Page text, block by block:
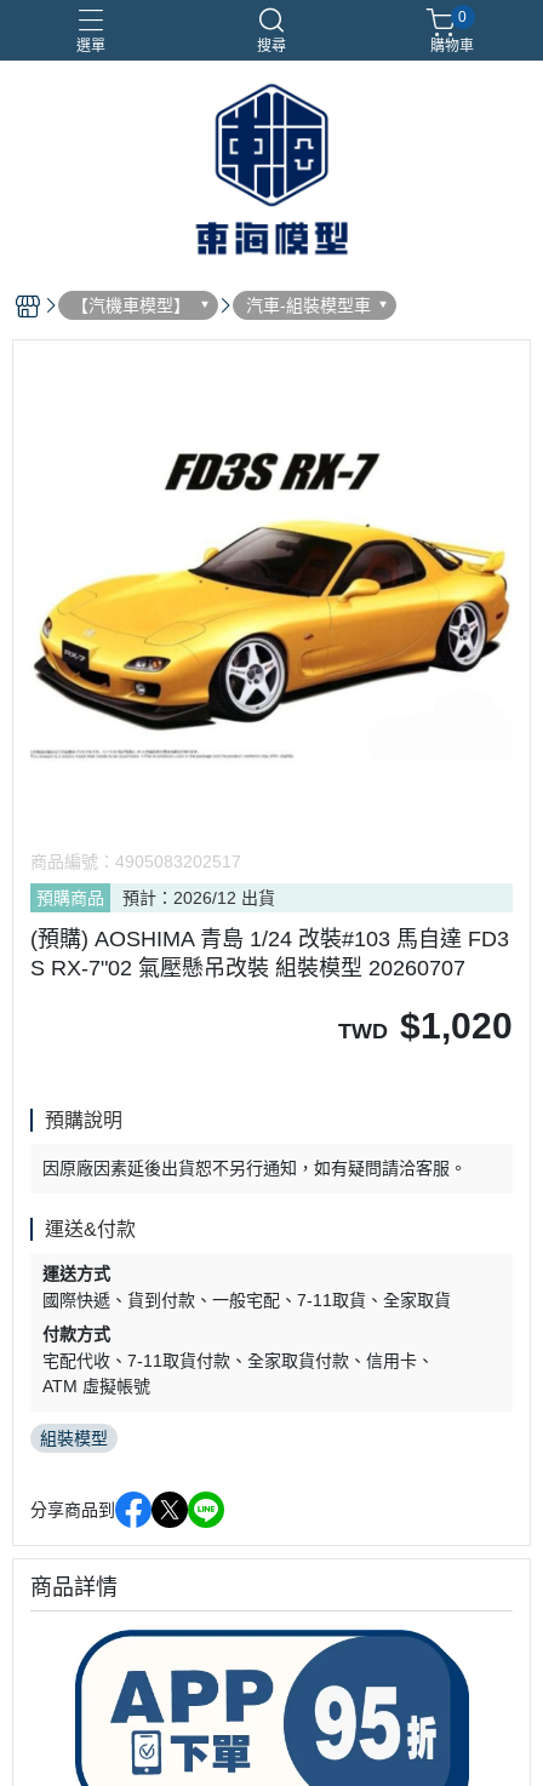
選單 搜尋
合金車
閃電霹靂車
電子雞/塔麻可吉/塔麻歌子
0
購物車
【汽機車模型】 汽車-組裝模型車
商品編號： 4905083202517
預購商品
預計：2026/12 出貨
(預購) AOSHIMA 青島 1/24 改裝#103 馬自達 FD3
S RX-7"02 氣壓懸吊改裝 組裝模型 20260707
TWD $1,020
預購說明
因原廠因素延後出貨恕不另行通知，如有疑問請洽客服。
運送&付款
運送方式
國際快遞
貨到付款 一般宅配 7-11取貨
全家取貨
付款方式
宅配代收
7-11取貨付款 全家取貨付款
信用卡
ATM 虛擬帳號
組裝模型
分享商品到
商品詳情